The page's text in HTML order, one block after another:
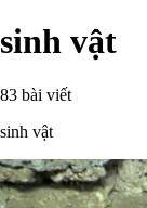
sinh vật
83 bài viết
sinh vật